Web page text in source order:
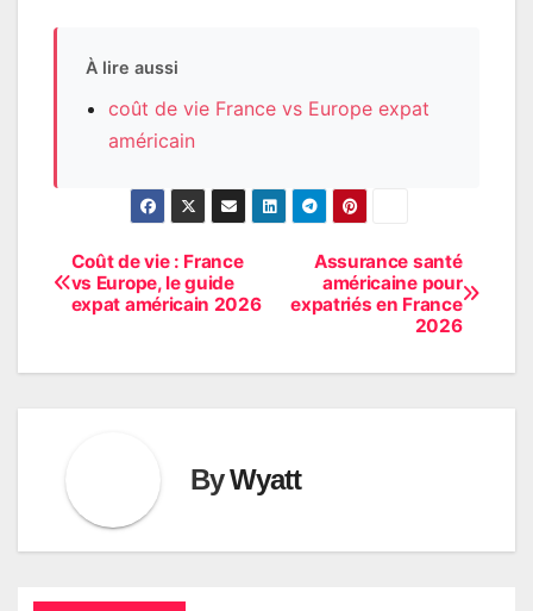
À lire aussi
coût de vie France vs Europe expat
américain
Post
navigation
Assurance santé
américaine pour
expatriés en France
2026
Coût de vie : France
vs Europe, le guide
expat américain 2026
ByWyatt